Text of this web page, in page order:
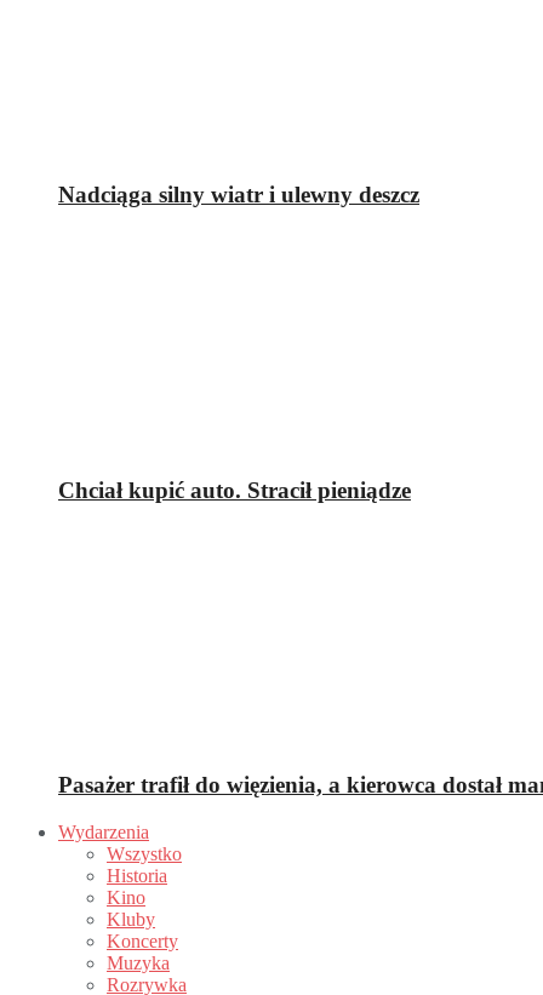
Nadciąga silny wiatr i ulewny deszcz
Chciał kupić auto. Stracił pieniądze
Pasażer trafił do więzienia, a kierowca dostał
Wydarzenia
Wszystko
Historia
Kino
Kluby
Koncerty
Muzyka
Rozrywka